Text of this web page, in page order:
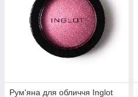
Рум'яна для обличчя Inglot